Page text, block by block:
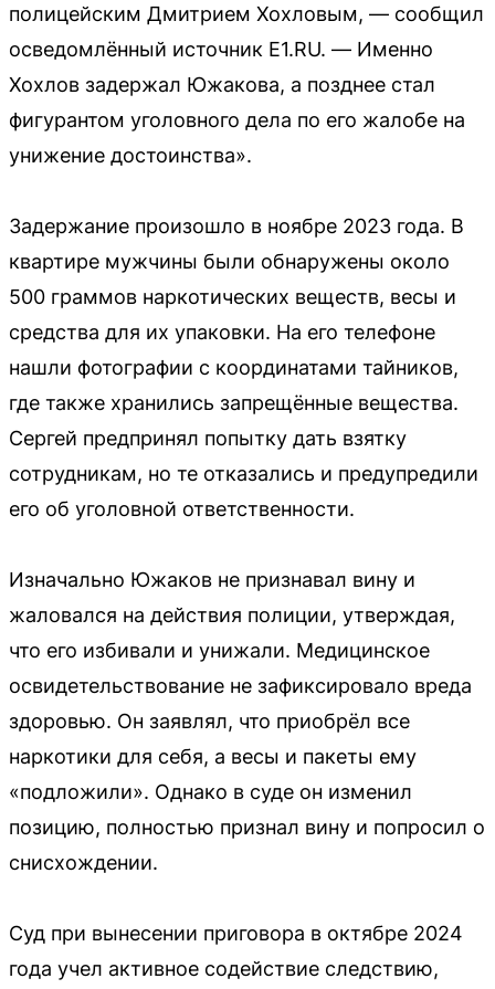
полицейским Дмитрием Хохловым, — сообщил
осведомлённый источник E1.RU. — Именно
Хохлов задержал Южакова, а позднее стал
фигурантом уголовного дела по его жалобе на
унижение достоинства».
Задержание произошло в ноябре 2023 года. В
квартире мужчины были обнаружены около
500 граммов наркотических веществ, весы и
средства для их упаковки. На его телефоне
нашли фотографии с координатами тайников,
где также хранились запрещённые вещества.
Сергей предпринял попытку дать взятку
сотрудникам, но те отказались и предупредили
его об уголовной ответственности.
Изначально Южаков не признавал вину и
жаловался на действия полиции, утверждая,
что его избивали и унижали. Медицинское
освидетельствование не зафиксировало вреда
здоровью. Он заявлял, что приобрёл все
наркотики для себя, а весы и пакеты ему
«подложили». Однако в суде он изменил
позицию, полностью признал вину и попросил о
снисхождении.
Суд при вынесении приговора в октябре 2024
года учел активное содействие следствию,